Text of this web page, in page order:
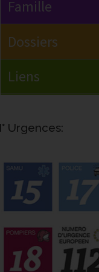
Urgences: